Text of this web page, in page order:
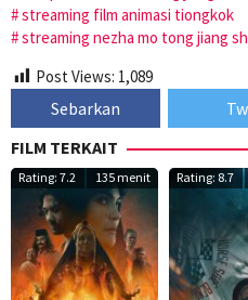
streaming film animasi tiongkok
streaming nezha mo tong jiang
Post Views: 1,089
Sebarkan
FILM TERKAIT
Rating: 7.2 135 menit Rating: 8.7